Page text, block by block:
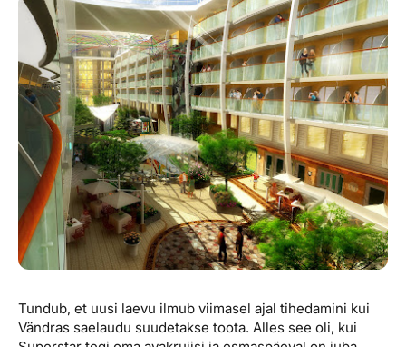
Reisitarvete e-pood
Airalo eSIM
Reisija meelespea
Kuldkaart
Platinum Club
Püsisoodustused
Boonuspunktid
Meist
Ettevõttest, kontaktid, reisikonsultandi teenus, tule
tööle, uudised...
Ettevõttest
Kontaktid
Reisikonsultandi teenus
Tule tööle
Uudised
Tundub, et uusi laevu ilmub viimasel ajal tihedamini kui
Vändras saelaudu suudetakse toota. Alles see oli, kui